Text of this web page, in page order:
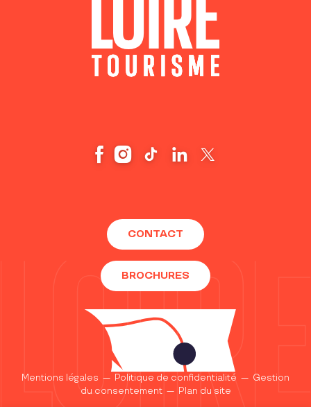
CONTACT
BROCHURES
Mentions légales — Politique de confidentialité — Gestion
du consentement— Plan du site